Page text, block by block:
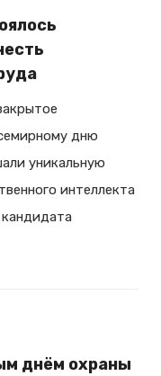
дню
уникальную
интеллекта
днём охраны